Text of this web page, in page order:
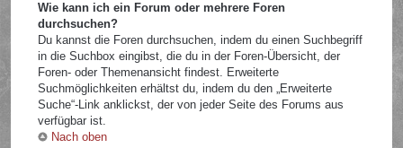
Wie kann ich ein Forum oder mehrere Foren
durchsuchen?
Du kannst die Foren durchsuchen, indem du einen Suchbegriff
in die Suchbox eingibst, die du in der Foren-Übersicht, der
Foren- oder Themenansicht findest. Erweiterte
Suchmöglichkeiten erhältst du, indem du den „Erweiterte
Suche“-Link anklickst, der von jeder Seite des Forums aus
verfügbar ist.
Nach oben